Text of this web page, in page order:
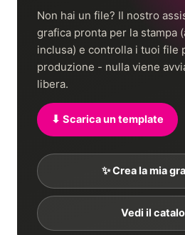
Non hai un file? Il nostro
grafica pronta per la stampa
inclusa) e controlla i tuoi file
produzione - nulla viene
libera.
⬇ Scarica un template
✨ Crea la mia
Vedi il